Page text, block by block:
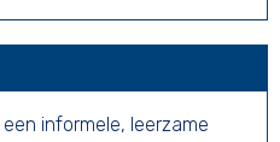
informele, leerzame